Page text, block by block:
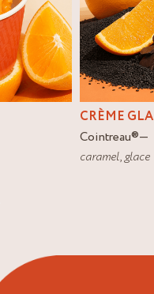
CRÈME
Cointreau®
caramel,glace